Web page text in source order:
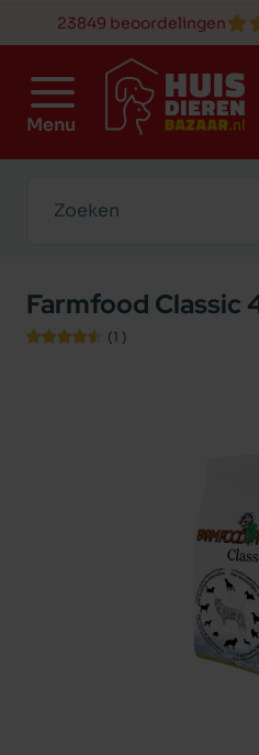
23849 beoordelingen
Menu
Farmfood Classic
(1 )